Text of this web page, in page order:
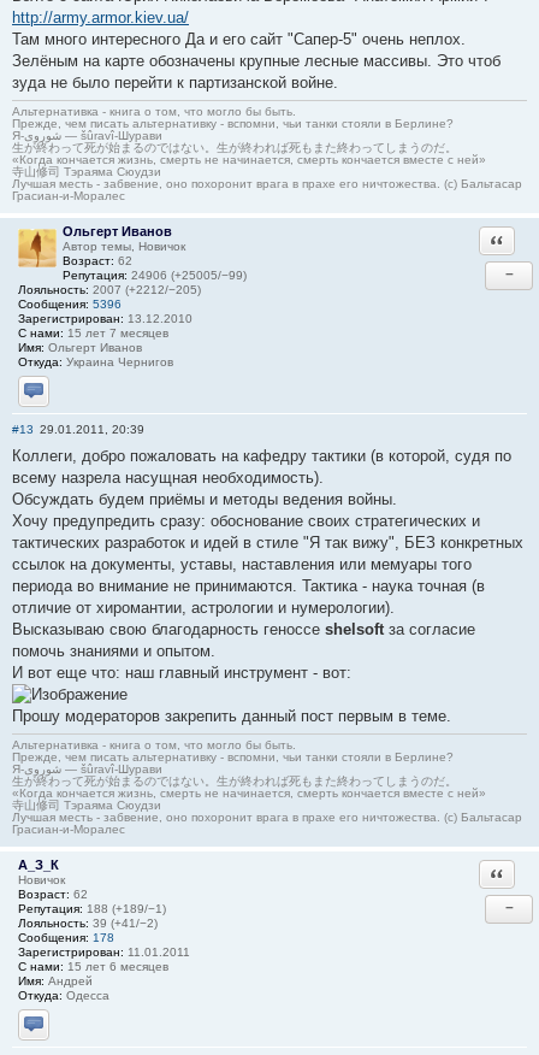
http://army.armor.kiev.ua/
Там много интересного Да и его сайт "Сапер-5" очень неплох.
Зелёным на карте обозначены крупные лесные массивы. Это чтоб
зуда не было перейти к партизанской войне.
Альтернативка - книга о том, что могло бы быть.
Прежде, чем писать альтернативку - вспомни, чьи танки стояли в Берлине?
Я-شوروی — šûravî-Шурави
生が終わって死が始まるのではない。生が終われば死もまた終わってしまうのだ。
«Когда кончается жизнь, смерть не начинается, смерть кончается вместе с ней»
寺山修司 Тэраяма Сюудзи
Лучшая месть - забвение, оно похоронит врага в прахе его ничтожества. (с) Бальтасар
Грасиан-и-Моралес
Ольгерт Иванов
Автор темы, Новичок
Возраст: 62
Репутация: 24906 (+25005/−99)
Лояльность: 2007 (+2212/−205)
Сообщения: 5396
Зарегистрирован: 13.12.2010
С нами: 15 лет 7 месяцев
Имя: Ольгерт Иванов
Откуда: Украина Чернигов
Отправить личное сообщение
−
#13 29.01.2011, 20:39
Коллеги, добро пожаловать на кафедру тактики (в которой, судя по
всему назрела насущная необходимость).
Обсуждать будем приёмы и методы ведения войны.
Хочу предупредить сразу: обоснование своих стратегических и
тактических разработок и идей в стиле "Я так вижу", БЕЗ конкретных
ссылок на документы, уставы, наставления или мемуары того
периода во внимание не принимаются. Тактика - наука точная (в
отличие от хиромантии, астрологии и нумерологии).
Высказываю свою благодарность геноссе shelsoftза согласие
помочь знаниями и опытом.
И вот еще что: наш главный инструмент - вот:
Прошу модераторов закрепить данный пост первым в теме.
Альтернативка - книга о том, что могло бы быть.
Прежде, чем писать альтернативку - вспомни, чьи танки стояли в Берлине?
Я-شوروی — šûravî-Шурави
生が終わって死が始まるのではない。生が終われば死もまた終わってしまうのだ。
«Когда кончается жизнь, смерть не начинается, смерть кончается вместе с ней»
寺山修司 Тэраяма Сюудзи
Лучшая месть - забвение, оно похоронит врага в прахе его ничтожества. (с) Бальтасар
Грасиан-и-Моралес
А_З_К
Новичок
Возраст: 62
Репутация: 188 (+189/−1)
Лояльность: 39 (+41/−2)
Сообщения: 178
Зарегистрирован: 11.01.2011
С нами: 15 лет 6 месяцев
Имя: Андрей
Откуда: Одесса
Отправить личное сообщение
−